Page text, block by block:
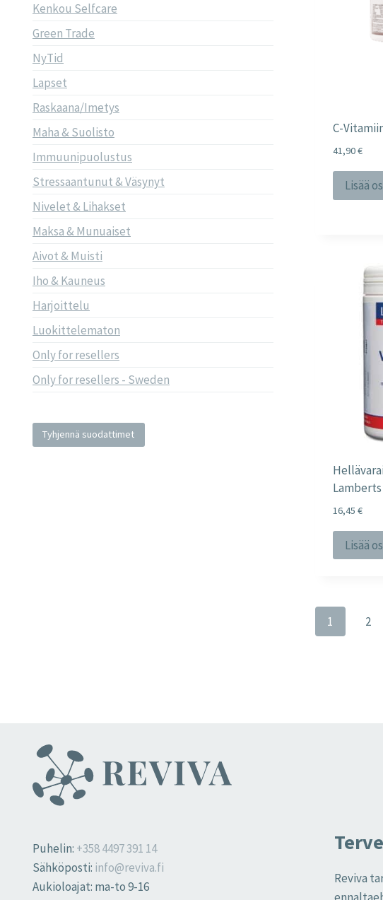
C-
41,90€
Lisää
Lamberts
16,45 €
Lisää
1 2
Kenkou Selfcare
Green Trade
NyTid
Lapset
Raskaana/Imetys
Maha & Suolisto
Immuunipuolustus
Stressaantunut & Väsynyt
Nivelet & Lihakset
Maksa & Munuaiset
Aivot & Muisti
Iho & Kauneus
Harjoittelu
Luokittelematon
Only for resellers
Only for resellers - Sweden
Tyhjennä suodattimet
Puhelin: +358 4497 391 14
Sähköposti: info@reviva.fi
Aukioloajat: ma-to 9-16
Reviva